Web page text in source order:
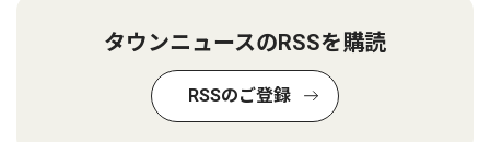
タウンニュースのRSSを購読
RSSのご登録